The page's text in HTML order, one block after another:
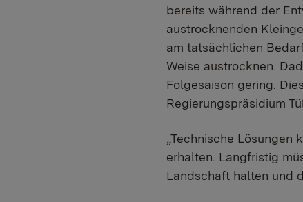
bereits während der
austrocknenden
am tatsächlichen
Weise austrocknen.
Folgesaison gering.
Regierungspräsidium
„Technische Lösungen
erhalten. Langfristig
Landschaft halten und